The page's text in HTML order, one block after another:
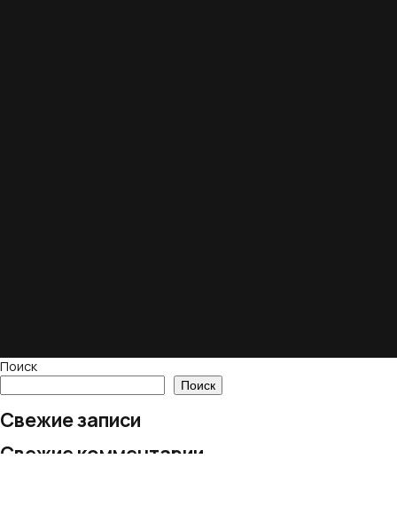
Поиск
Поиск
Свежие записи
Свежие комментарии